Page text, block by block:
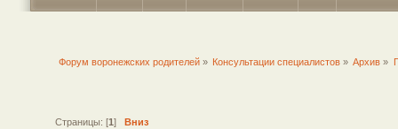
Форум воронежских родителей» Консультации специалистов » Архив »
Страницы: [1 ] Вниз